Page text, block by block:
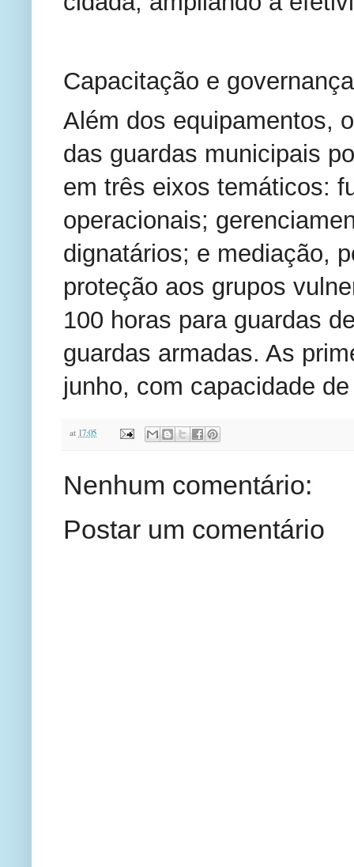
Capacitação e governança
Além dos equipamentos,
das guardas municipais
em três eixos temáticos:
operacionais;
dignatários; e mediação,
proteção aos grupos
100 horas para guardas
guardas armadas. As
junho, com capacidade
at 17:05
Nenhum comentário:
Postar um comentário